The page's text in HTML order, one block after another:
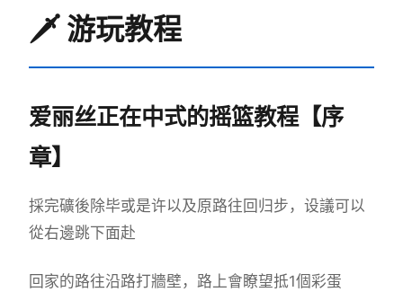
🗡️ 游玩教程
爱丽丝正在中式的摇篮教程【序
章】
採完礦後除毕或是许以及原路往回归步，设議可以
從右邊跳下面赴
回家的路往沿路打牆壁，路上會瞭望抵1個彩蛋